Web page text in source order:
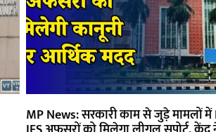
MP News: सरकारी काम से जुड़े मामलों में